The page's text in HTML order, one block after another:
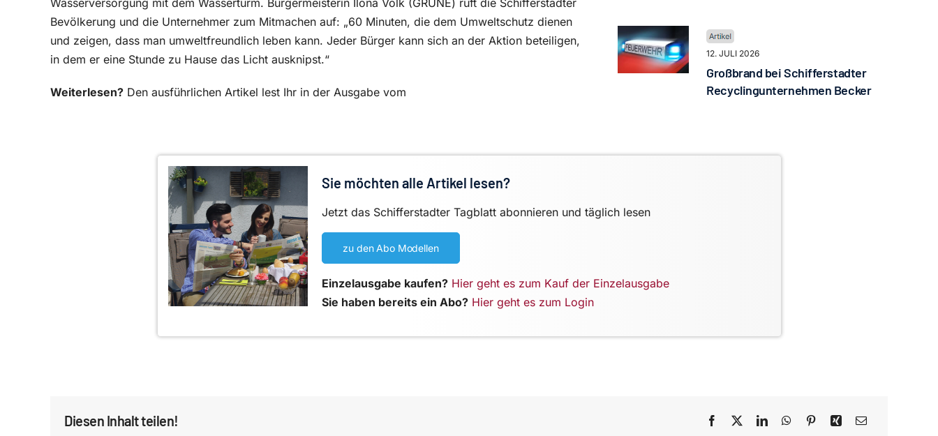
Wasserversorgung mit dem Wasserturm. Bürgermeisterin Ilona Volk (GRÜNE) ruft die Schifferstadter
Bevölkerung und die Unternehmer zum Mitmachen auf: „60 Minuten, die dem Umweltschutz dienen
und zeigen, dass man umweltfreundlich leben kann. Jeder Bürger kann sich an der Aktion beteiligen,
in dem er eine Stunde zu Hause das Licht ausknipst.“
Weiterlesen? Den ausführlichen Artikel lest Ihr in der Ausgabe vom
12. JULI 2026
Großbrand bei Schifferstadter
Recyclingunternehmen Becker
Sie möchten alle Artikel lesen?
Jetzt das Schifferstadter Tagblatt abonnieren und täglich lesen
zu den Abo Modellen
Einzelausgabe kaufen? Hier geht es zum Kauf der Einzelausgabe
Sie haben bereits ein Abo? Hier geht es zum Login
Diesen Inhalt teilen!